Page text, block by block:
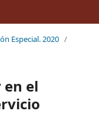
Especial. 2020 /
en el